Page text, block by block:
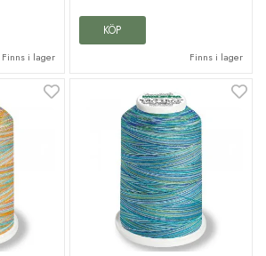
Finns i lager
KÖP
Finns i lager